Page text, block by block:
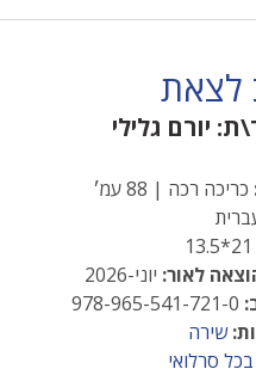
לצאת
יורם גלילי
כריכה רכה | 88 עמ׳
לאור: יוני-2026
שירה
בכל סרלואי